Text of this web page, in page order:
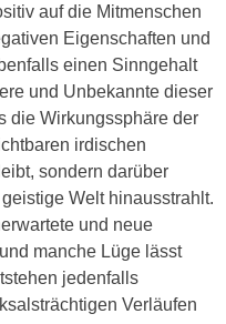
auf die Mitmenschen
Eigenschaften und
einen Sinngehalt
und Unbekannte dieser
die Wirkungssphäre der
irdischen
sondern darüber
Welt hinausstrahlt.
und neue
manche Lüge lässt
jedenfalls
Verläufen